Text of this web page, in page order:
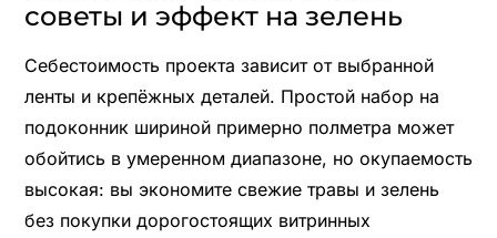
советы и эффект на зелень
Себестоимость проекта зависит от выбранной
ленты и крепёжных деталей. Простой набор на
подоконник шириной примерно полметра может
обойтись в умеренном диапазоне, но окупаемость
высокая: вы экономите свежие травы и зелень
без покупки дорогостоящих витринных